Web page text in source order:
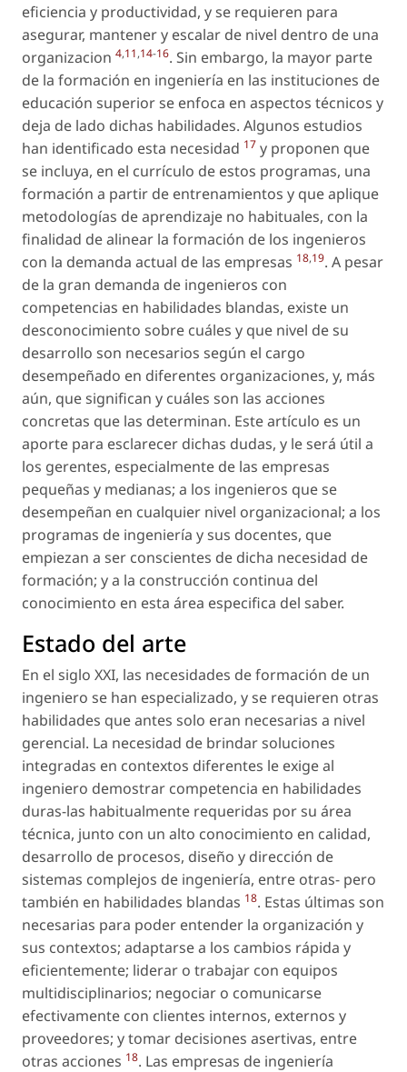
eficiencia y productividad, y se requieren para
asegurar, mantener y escalar de nivel dentro de una
organizacion 4,11,14-16. Sin embargo, la mayor parte
de la formación en ingeniería en las instituciones de
educación superior se enfoca en aspectos técnicos y
deja de lado dichas habilidades. Algunos estudios
han identificado esta necesidad 17 y proponen que
se incluya, en el currículo de estos programas, una
formación a partir de entrenamientos y que aplique
metodologías de aprendizaje no habituales, con la
finalidad de alinear la formación de los ingenieros
con la demanda actual de las empresas 18,19. A pesar
de la gran demanda de ingenieros con
competencias en habilidades blandas, existe un
desconocimiento sobre cuáles y que nivel de su
desarrollo son necesarios según el cargo
desempeñado en diferentes organizaciones, y, más
aún, que significan y cuáles son las acciones
concretas que las determinan. Este artículo es un
aporte para esclarecer dichas dudas, y le será útil a
los gerentes, especialmente de las empresas
pequeñas y medianas; a los ingenieros que se
desempeñan en cualquier nivel organizacional; a los
programas de ingeniería y sus docentes, que
empiezan a ser conscientes de dicha necesidad de
formación; y a la construcción continua del
conocimiento en esta área especifica del saber.
Estado del arte
En el siglo XXI, las necesidades de formación de un
ingeniero se han especializado, y se requieren otras
habilidades que antes solo eran necesarias a nivel
gerencial. La necesidad de brindar soluciones
integradas en contextos diferentes le exige al
ingeniero demostrar competencia en habilidades
duras-las habitualmente requeridas por su área
técnica, junto con un alto conocimiento en calidad,
desarrollo de procesos, diseño y dirección de
sistemas complejos de ingeniería, entre otras- pero
también en habilidades blandas 18. Estas últimas son
necesarias para poder entender la organización y
sus contextos; adaptarse a los cambios rápida y
eficientemente; liderar o trabajar con equipos
multidisciplinarios; negociar o comunicarse
efectivamente con clientes internos, externos y
proveedores; y tomar decisiones asertivas, entre
otras acciones 18. Las empresas de ingeniería